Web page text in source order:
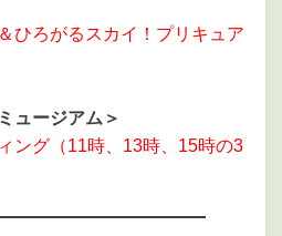
ひろがるスカイ！プリキュア
ュージアム＞
ング（11時、13時、15時の3